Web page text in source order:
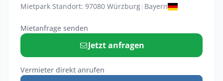
Mietpark Standort: 97080 Würzburg| Bayern
Mietanfrage senden
Jetzt anfragen
Vermieter direkt anrufen